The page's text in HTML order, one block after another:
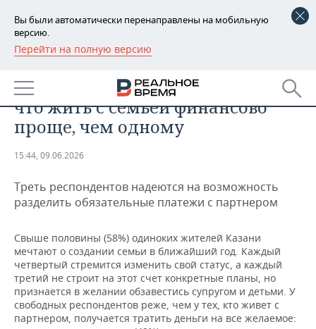
Вы были автоматически перенаправлены на мобильную
версию.
Перейти на полную версию
РЕГИОНЫ
БАШКОРТОСТАН
ТАТАРСТАН
НОВОСТИ
АНАЛИТИКА
ДЕКЛАРАЦИИ О ДОХОДАХ
КОРОЛИ ГОСЗАКАЗА ПФО
ВУЗЫ ТАТАРСТАНА
КОМУ ПРИНАДЛЕЖАТ
ТОРГОВЫЕ ЦЕНТРЫ
ТАТАРСТАНА
НОВОСТИ ЭКОНОМИКИ
ФИНАНСЫ
БАНКИ
БЮДЖЕТ
ИНВЕСТИЦИИ
ПРОМЫШЛЕННОСТЬ
НОВОСТИ
АГРОПРОМ
МАШИНОСТРОЕНИЕ
НЕФТЕХИМИЯ
НЕДВИЖИМОСТЬ
НОВОСТИ НЕДВИЖИМОСТИ
АВТО
НОВОСТИ АВТО
БИЗНЕС
НОВОСТИ БИЗНЕСА
ТЕХНОЛОГИИ
Половина казанцев убеждены,
что жить с семьей финансово
проще, чем одному
15:44, 09.06.2026
Треть респондентов надеются на возможность
разделить обязательные платежи с партнером
Свыше половины (58%) одиноких жителей Казани
мечтают о создании семьи в ближайший год. Каждый
четвертый стремится изменить свой статус, а каждый
третий не строит на этот счет конкретные планы, но
признается в желании обзавестись супругом и детьми. У
свободных респондентов реже, чем у тех, кто живет с
партнером, получается тратить деньги на все желаемое: